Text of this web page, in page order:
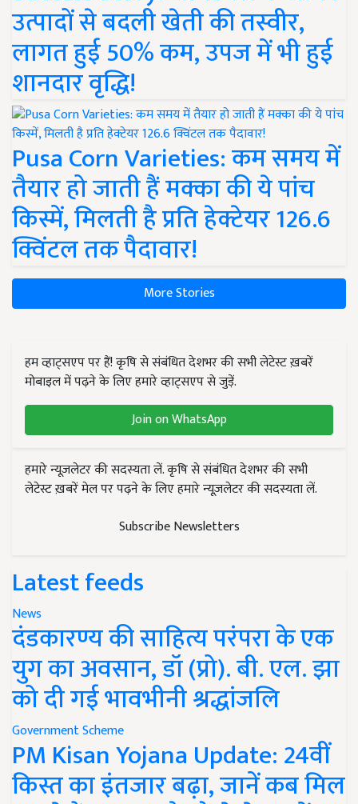
उत्पादों से बदली खेती की तस्वीर,
लागत हुई 50% कम, उपज में भी हुई
शानदार वृद्धि!
Pusa Corn Varieties: कम समय में
तैयार हो जाती हैं मक्का की ये पांच
किस्में, मिलती है प्रति हेक्टेयर 126.6
क्विंटल तक पैदावार!
More Stories
हम व्हाट्सएप पर हैं! कृषि से संबंधित देशभर की सभी लेटेस्ट ख़बरें
मोबाइल में पढ़ने के लिए हमारे व्हाट्सएप से जुड़ें.
Join on WhatsApp
हमारे न्यूज़लेटर की सदस्यता लें. कृषि से संबंधित देशभर की सभी
लेटेस्ट ख़बरें मेल पर पढ़ने के लिए हमारे न्यूज़लेटर की सदस्यता लें.
Subscribe Newsletters
Latest feeds
News
दंडकारण्य की साहित्य परंपरा के एक
युग का अवसान, डॉ (प्रो). बी. एल. झा
को दी गई भावभीनी श्रद्धांजलि
Government Scheme
PM Kisan Yojana Update: 24वीं
किस्त का इंतजार बढ़ा, जानें कब मिल